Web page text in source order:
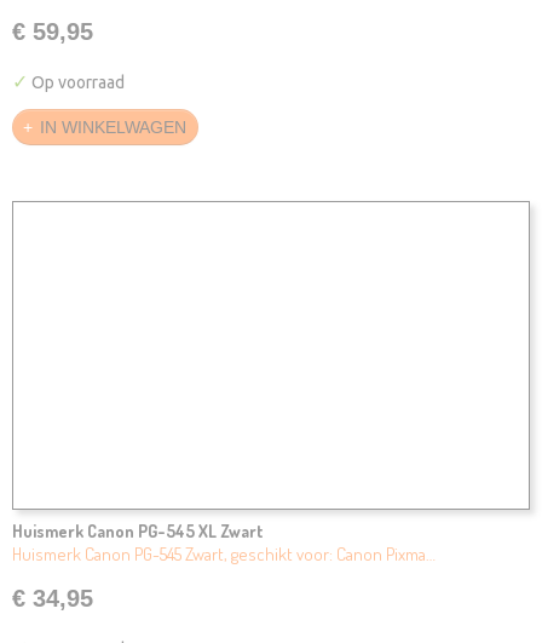
€ 59,95
✓ Op voorraad
IN WINKELWAGEN
Huismerk Canon PG-545 XL Zwart
Huismerk Canon PG-545 Zwart, geschikt voor: Canon Pixma…
€ 34,95